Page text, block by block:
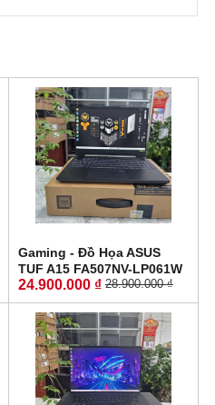
Gaming - Đồ Họa ASUS
TUF A15 FA507NV-LP061W
RYZEN 7-7735HS RTX 4060
8GB GDDR6 RAM 16GB
SSD 512GB MÀN HÌNH
:15.6Inch IPS 144Hz
24.900.000 ₫ 28.900.000 ₫